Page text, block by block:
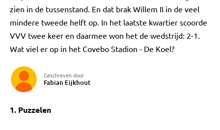
zien in de tussenstand. En dat brak Willem II in de veel
mindere tweede helft op. In het laatste kwartier scoorde
VVV twee keer en daarmee won het de wedstrijd: 2-1.
Wat viel er op in het Covebo Stadion - De Koel?
Geschreven door
Fabian Eijkhout
1. Puzzelen